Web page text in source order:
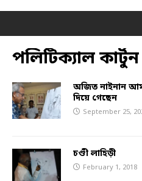
পলিটিক্যাল কার্টুন
অজিত নাইনান
দিয়ে গেছেন
September 25,
চণ্ডী লাহিড়ী
February 1, 2018